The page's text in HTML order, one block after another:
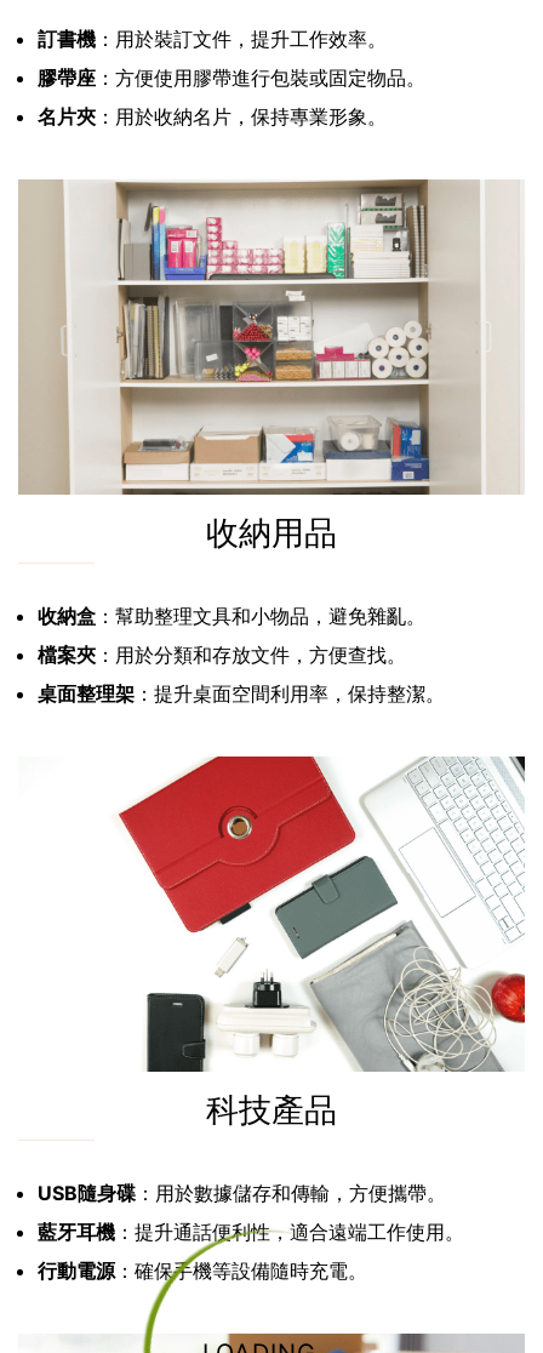
訂書機 ：用於裝訂文件，提升工作效率。
膠帶座 ：方便使用膠帶進行包裝或固定物品。
名片夾 ：用於收納名片，保持專業形象。
收納用品
收納盒 ：幫助整理文具和小物品，避免雜亂。
檔案夾 ：用於分類和存放文件，方便查找。
桌面整理架 ：提升桌面空間利用率，保持整潔。
科技產品
USB隨身碟 ：用於數據儲存和傳輸，方便攜帶。
藍牙耳機 ：提升通話便利性，適合遠端工作使用。
行動電源：確保手機等設備隨時充電。